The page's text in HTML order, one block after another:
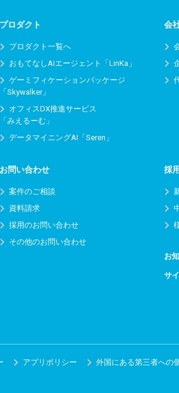
プロダクト
プロダクト一覧へ
おもてなしAIエージェント「LinKa」
ゲーミフィケーションパッケージ
「Skywalker」
オフィスDX推進サービス
「みえるーむ」
データマイニングAI「Seren」
会
お問い合わせ
案件のご相談
資料請求
採用のお問い合わせ
その他のお問い合わせ
採用
お
サ
アプリポリシー 外国にある第三者への